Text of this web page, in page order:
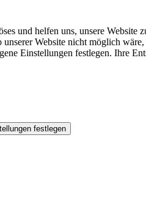
und helfen uns, unsere Website
Website nicht möglich
Einstellungen festlegen. Ihre
festlegen